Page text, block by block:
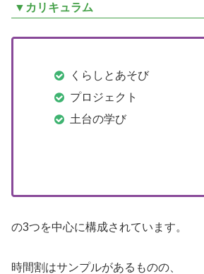
▼カリキュラム
くらしとあそび
プロジェクト
土台の学び
の3つを中心に構成されています。
時間割はサンプルがあるものの、